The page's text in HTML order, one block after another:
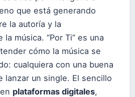
que está generando
la autoría y la
música. “Por Ti” es una
cómo la música se
cualquiera con una buena
lanzar un single. El sencillo
plataformas digitales,